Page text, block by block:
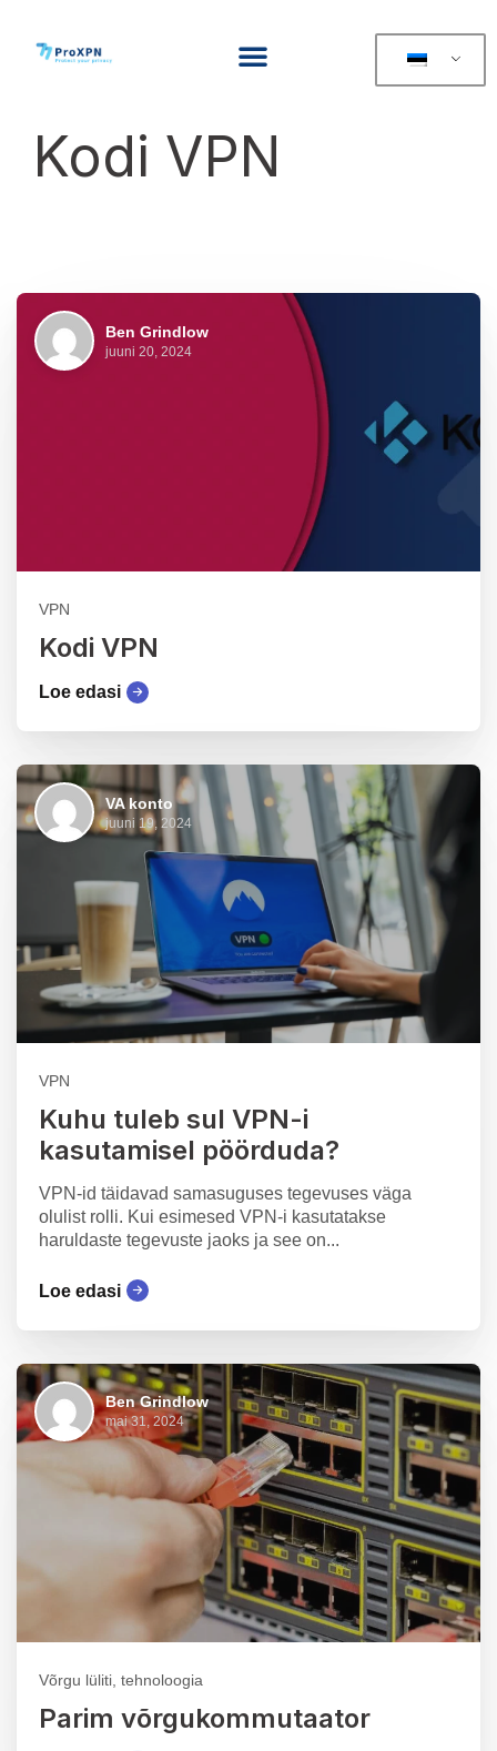
Kodi VPN
Ben Grindlow
juuni 20, 2024
VPN
Kodi VPN
Loe edasi
VA konto
juuni 19, 2024
VPN
Kuhu tuleb sul VPN-i
kasutamisel pöörduda?
VPN-id täidavad samasuguses tegevuses väga
olulist rolli. Kui esimesed VPN-i kasutatakse
haruldaste tegevuste jaoks ja see on...
Loe edasi
Ben Grindlow
mai 31, 2024
Võrgu lüliti, tehnoloogia
Parim võrgukommutaator